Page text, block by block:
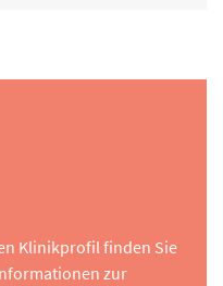
Klinikprofil finden Sie
zur